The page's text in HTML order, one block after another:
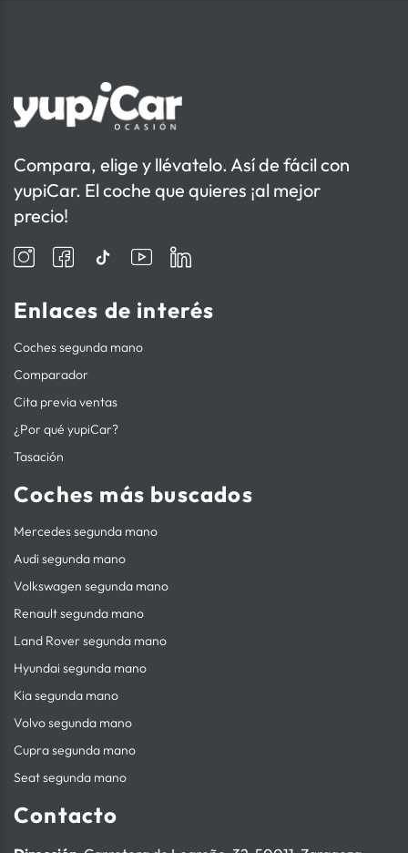
Compara, elige y llévatelo. Así de fácil con
yupiCar. El coche que quieres ¡al mejor
precio!
Enlaces de interés
Coches segunda mano
Comparador
Cita previa ventas
¿Por qué yupiCar?
Tasación
Coches más buscados
Mercedes segunda mano
Audi segunda mano
Volkswagen segunda mano
Renault segunda mano
Land Rover segunda mano
Hyundai segunda mano
Kia segunda mano
Volvo segunda mano
Cupra segunda mano
Seat segunda mano
Contacto